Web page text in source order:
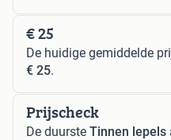
€ 25
De huidige gemiddelde
€ 25.
Prijscheck
De duurste Tinnen lepels